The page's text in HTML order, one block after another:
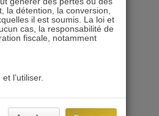
la détention, la conversion,
il est soumis. La loi et
cas, la responsabilité de
fiscale, notamment
l’utiliser.